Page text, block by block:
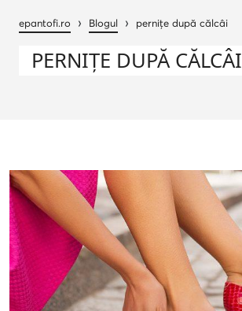
epantofi.ro › Blogul › pernițe după călcâi
PERNIȚE DUPĂ CĂLCÂI